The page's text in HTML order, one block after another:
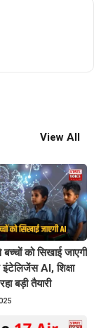
View All
बच्चों को सिखाई जाएगी
इंटेलिजेंस AI, शिक्षा
बड़ी तैयारी